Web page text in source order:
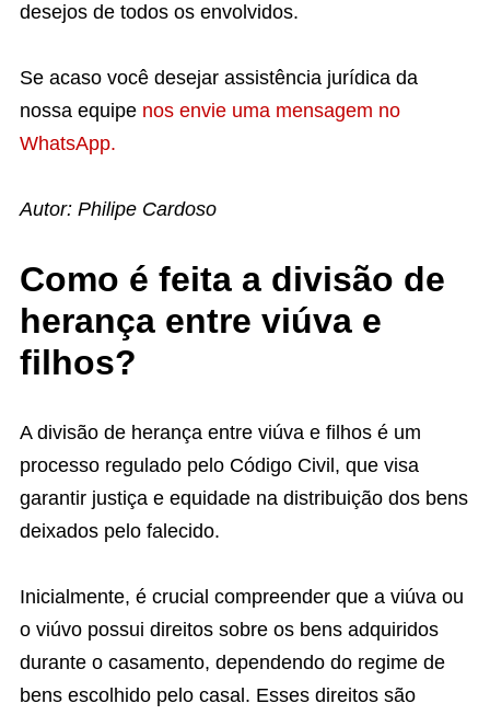
desejos de todos os envolvidos.
Se acaso você desejar assistência jurídica da
nossa equipe nos envie uma mensagem no
WhatsApp.
Autor: Philipe Cardoso
Como é feita a divisão de
herança entre viúva e
filhos?
A divisão de herança entre viúva e filhos é um
processo regulado pelo Código Civil, que visa
garantir justiça e equidade na distribuição dos bens
deixados pelo falecido.
Inicialmente, é crucial compreender que a viúva ou
o viúvo possui direitos sobre os bens adquiridos
durante o casamento, dependendo do regime de
bens escolhido pelo casal. Esses direitos são